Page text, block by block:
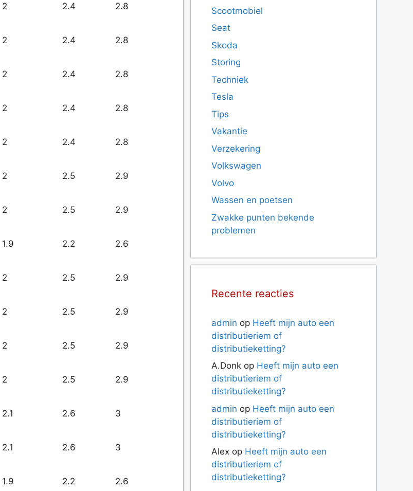
2 2.4 2.8
2 2.4 2.8
2 2.4 2.8
2 2.4 2.8
2 2.4 2.8
2 2.5 2.9
2 2.5 2.9
1.9 2.2 2.6
2 2.5 2.9
2 2.5 2.9
2 2.5 2.9
2 2.5 2.9
2.1 2.6 3
2.1 2.6 3
1.9 2.2 2.6
Scootmobiel
Seat
Skoda
Storing
Techniek
Tesla
Tips
Vakantie
Verzekering
Volkswagen
Volvo
Wassen en poetsen
Zwakke punten bekende
problemen
Recente reacties
admin op Heeft mijn auto een
distributieriem of
distributieketting?
A.Donk op Heeft mijn auto een
distributieriem of
distributieketting?
admin op Heeft mijn auto een
distributieriem of
distributieketting?
Alex op Heeft mijn auto een
distributieriem of
distributieketting?